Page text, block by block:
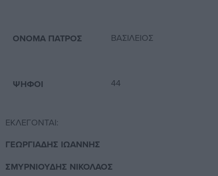
ΟΝΟΜΑ ΠΑΤΡΟΣ
ΨΗΦΟΙ
ΒΑΣΙΛΕΙΟΣ
44
ΕΚΛΕΓΟΝΤΑΙ:
ΓΕΩΡΓΙΑΔΗΣ ΙΩΑΝΝΗΣ
ΣΜΥΡΝΙΟΥΔΗΣ ΝΙΚΟΛΑΟΣ